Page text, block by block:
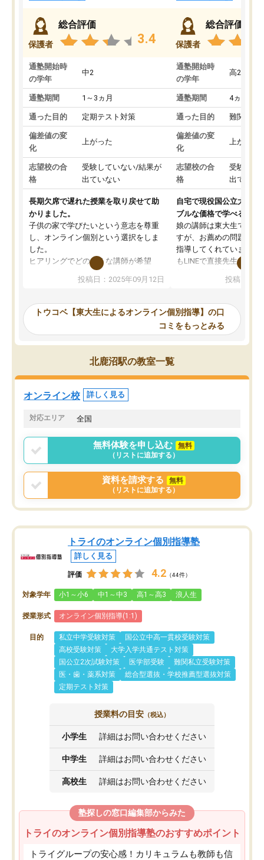
保護者
総合評価
3.4
通塾開始時
の学年
中2
通塾期間 1～3ヵ月
通った目的 定期テスト対策
偏差値の変
化
上がった
志望校の合
格
受験していない/結果が
出ていない
長期欠席で遅れた授業を取り戻せて助
かりました。
子供の家で学びたいという意志を尊重
し、オンライン個別という選択をしま
した。
ヒアリングでどのような講師が希望
か、オプションは付帯するかなど選ぶ
事が出来ました。
ーティングを行い、その講師で良いか
見てから講師を決定する事ができま
す。
うちの子は、初回面談の講師の方で決
オンラインツールを使用した単語帳の
共有があり宿題もそちらで出される形
でした。
言う事で講師変更の申し出があり、あ
まりに短期での変更だった為、塾に通
う事にして退会しました。遅れも取り
戻せ、授業内容や講師の方は良かった
と思います。
投稿日：2025年09月12日
保護者
総合評価
通塾開始時
の学年
高2
通塾期間 4ヵ月～1
通った目的 難関私立
偏差値の変
化
上がった
志望校の合
格
受験して
出ていな
自宅で現役国公立大学生
ブルな価格で学べる
娘の講師は東大生では無
すが、お薦めの問題集や
指導してくれています。
もLINEで直接先生に質問
めれるので、個人に合
いなのがあり(有料)、受
ことをどんなスケジュー
くか相談したのですが、
ち期待したものではなく
くなってきたようなので
投稿日：
トウコベ【東大生によるオンライン個別指導】の口
コミをもっとみる
北鹿沼駅の教室一覧
オンライン校 詳しく見る
対応エリア 全国
無料体験を申し込む
無料
（リストに追加する）
資料を請求する
無料
（リストに追加する）
トライのオンライン個別指導塾
詳しく見る
評価 4.2 （44件）
対象学年 小1～小6 中1～中3 高1～高3 浪人生
授業形式 オンライン個別指導(1:1)
目的 私立中学受験対策
国公立中高一貫校受験対策
高校受験対策
大学入学共通テスト対策
国公立2次試験対策
医学部受験
難関私立受験対策
医・歯・薬系対策
総合型選抜・学校推薦型選抜対策
定期テスト対策
授業料の目安 （税込）
小学生 詳細はお問い合わせください
中学生 詳細はお問い合わせください
高校生 詳細はお問い合わせください
塾探しの窓口編集部からみた
トライのオンライン個別指導塾のおすすめポイント
トライグループの安心感！カリキュラムも教師も信